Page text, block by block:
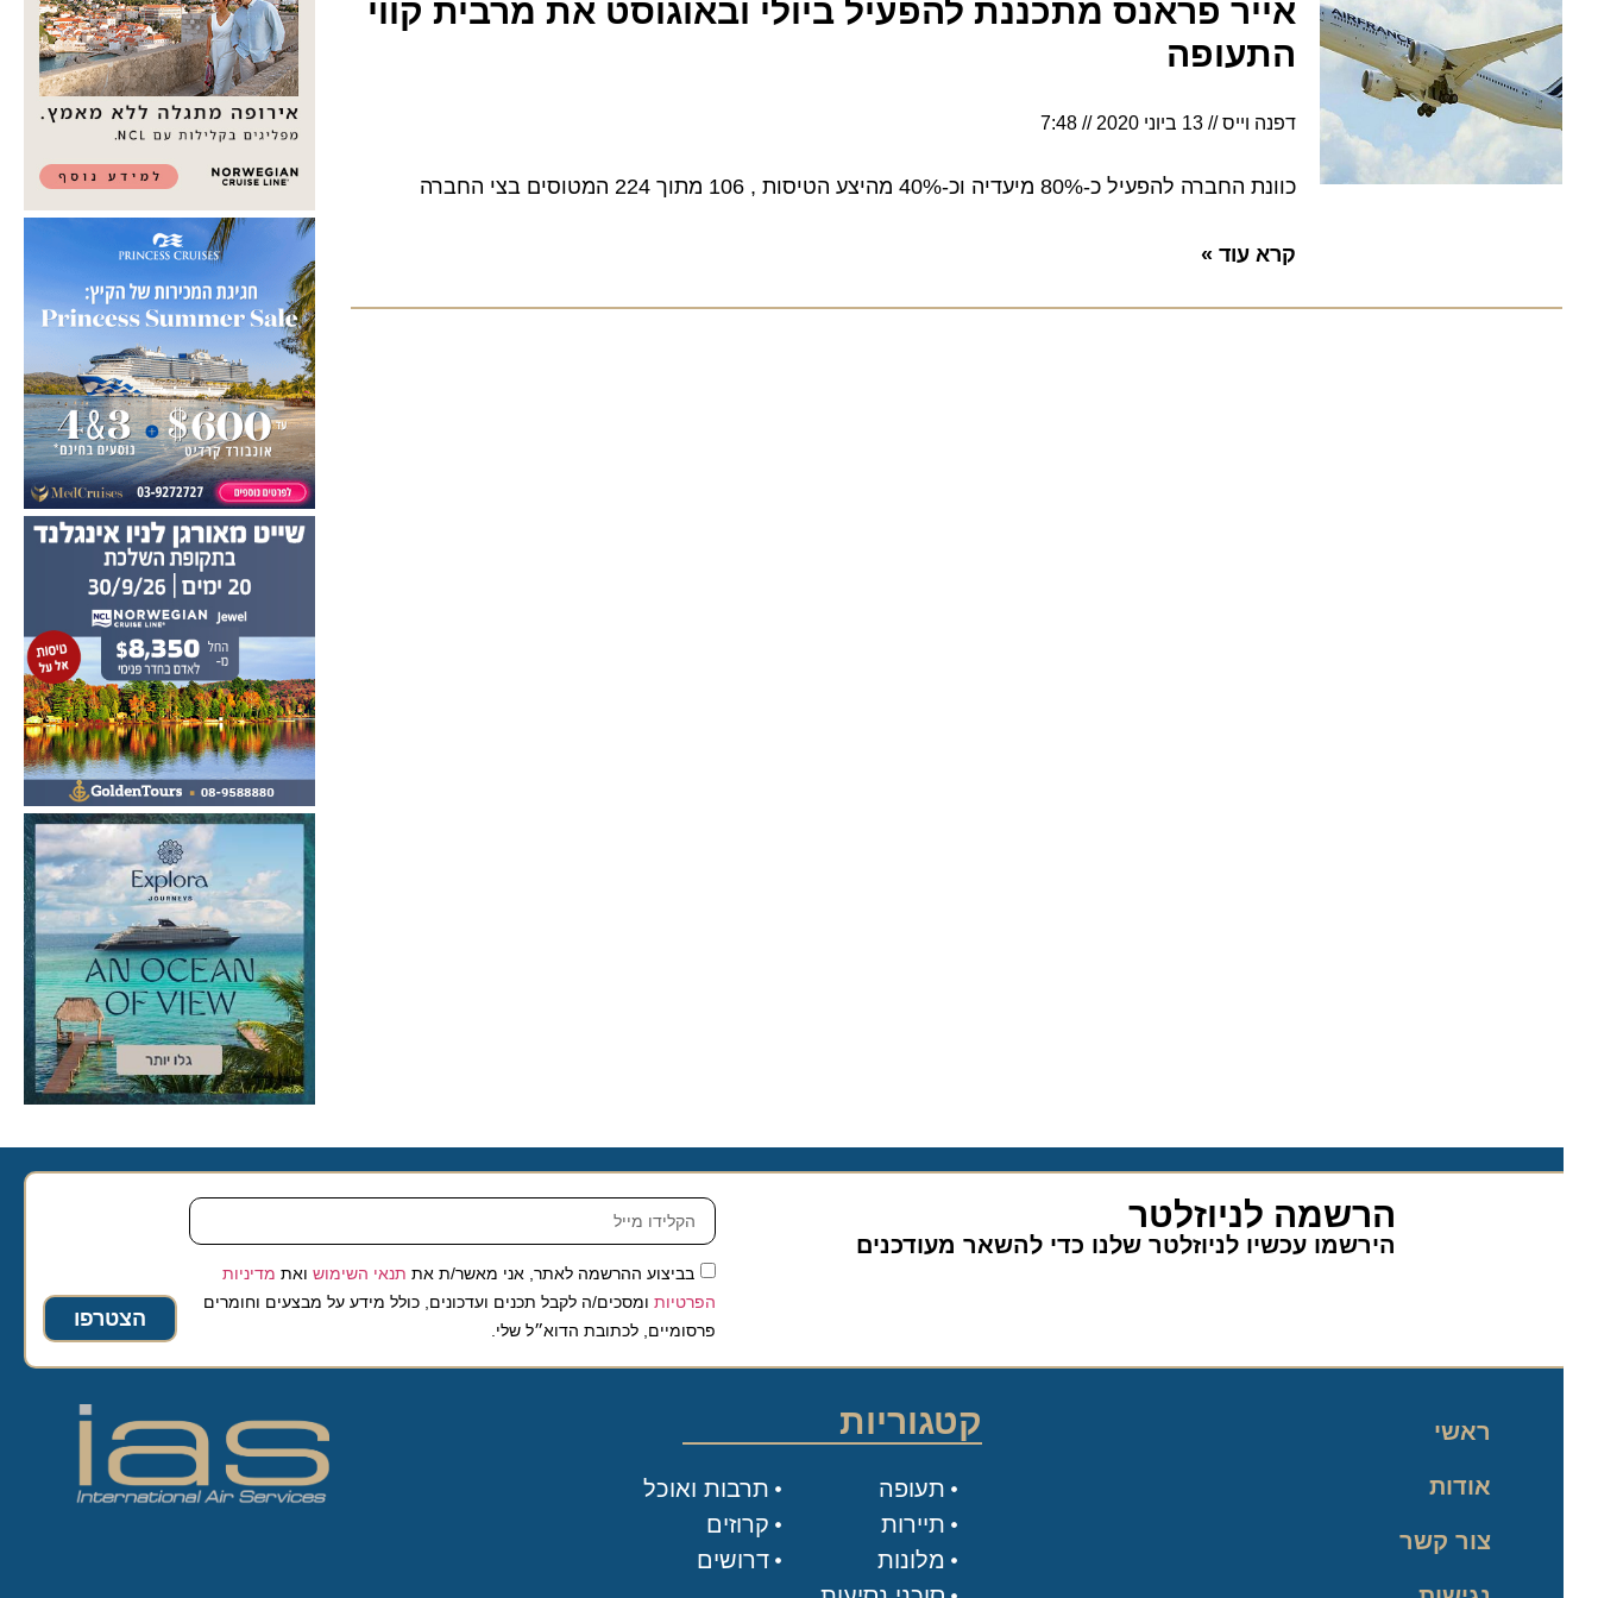
אייר פראנס מתכננת להפעיל ביולי ובאוגוסט את מרבית קווי
התעופה
דפנה וייס 13 ביוני 2020 7:48
כוונת החברה להפעיל כ-80% מיעדיה וכ-40% מהיצע הטיסות , 106 מתוך 224 המטוסים בצי החברה
קרא עוד »
הרשמה לניוזלטר
הירשמו עכשיו לניוזלטר שלנו כדי להשאר מעודכנים
בביצוע ההרשמה לאתר, אני מאשר/ת אתתנאי השימושואת מדיניות
הפרטיותומסכים/ה לקבל תכנים ועדכונים, כולל מידע על מבצעים וחומרים
פרסומיים, לכתובת הדוא״ל שלי.
הצטרפו
ראשי
אודות
צור קשר
קטגוריות
תעופה
תיירות
מלונות
תרבות ואוכל
קרוזים
דרושים